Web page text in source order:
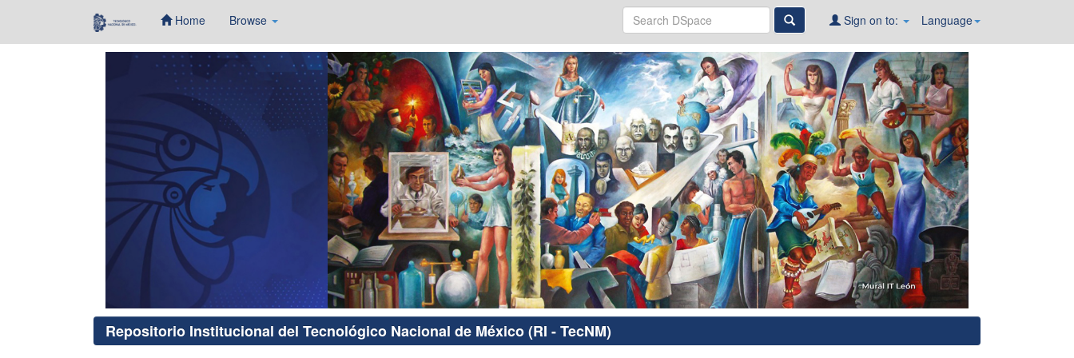
Home Browse Language
Sign on to:
Repositorio Institucional del Tecnológico Nacional de México (RI - TecNM)